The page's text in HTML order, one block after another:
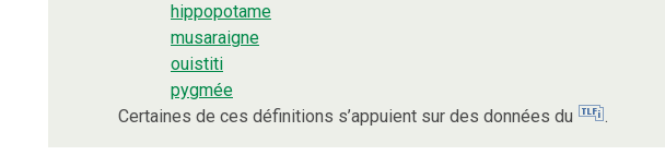
hippopotame
musaraigne
ouistiti
pygmée
Certaines de ces définitions s’appuient sur des données du
.